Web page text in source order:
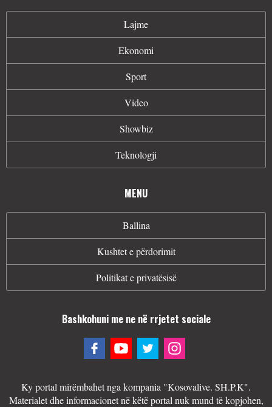
Lajme
Ekonomi
Sport
Video
Showbiz
Teknologji
MENU
Ballina
Kushtet e përdorimit
Politikat e privatësisë
Bashkohuni me ne në rrjetet sociale
Ky portal mirëmbahet nga kompania "Kosovalive. SH.P.K".
Materialet dhe informacionet në këtë portal nuk mund të kopjohen,